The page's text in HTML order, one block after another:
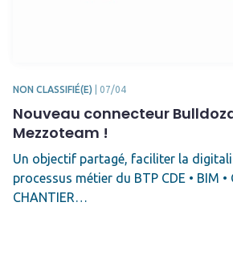
NON CLASSIFIÉ(E) 07/04
Nouveau connecteur
Mezzoteam !
Un objectif partagé, faciliter la
processus métier du BTP CDE • BIM •
CHANTIER…